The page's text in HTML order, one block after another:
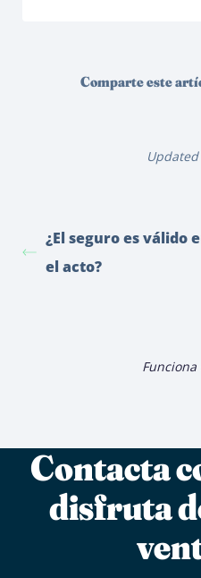
Comparte este
¿El seguro es válido
el acto?
Funciona
Contacta
disfruta